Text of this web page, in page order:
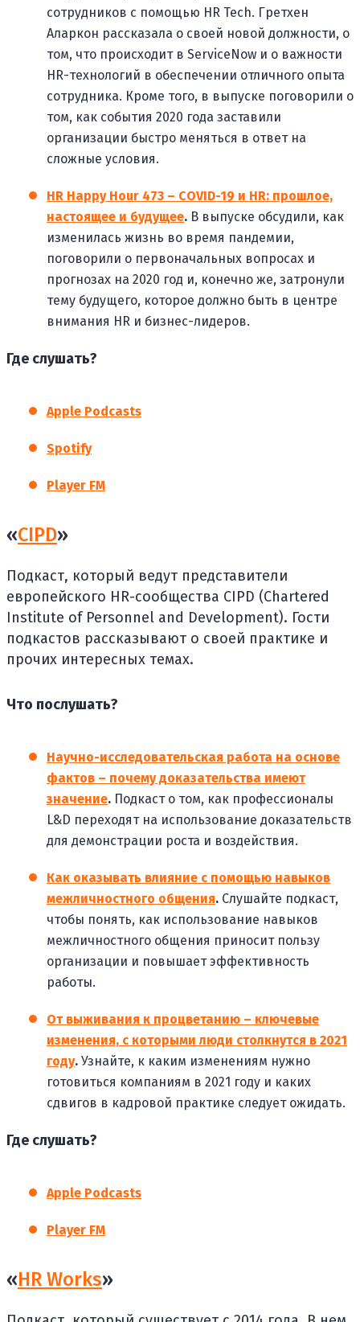
сотрудников с помощью HR Tech. Гретхен
Аларкон рассказала о своей новой должности, о
том, что происходит в ServiceNow и о важности
HR-технологий в обеспечении отличного опыта
сотрудника. Кроме того, в выпуске поговорили о
том, как события 2020 года заставили
организации быстро меняться в ответ на
сложные условия.
HR Happy Hour 473 – COVID-19 и HR: прошлое,
настоящее и будущее. В выпуске обсудили, как
изменилась жизнь во время пандемии,
поговорили о первоначальных вопросах и
прогнозах на 2020 год и, конечно же, затронули
тему будущего, которое должно быть в центре
внимания HR и бизнес-лидеров.
Где слушать?
Apple Podcasts
Spotify
Player FM
«CIPD»
Подкаст, который ведут представители
европейского HR-сообщества CIPD (Chartered
Institute of Personnel and Development). Гости
подкастов рассказывают о своей практике и
прочих интересных темах.
Что послушать?
Научно-исследовательская работа на основе
фактов – почему доказательства имеют
значение. Подкаст о том, как профессионалы
L&D переходят на использование доказательств
для демонстрации роста и воздействия.
Как оказывать влияние с помощью навыков
межличностного общения. Слушайте подкаст,
чтобы понять, как использование навыков
межличностного общения приносит пользу
организации и повышает эффективность
работы.
От выживания к процветанию – ключевые
изменения, с которыми люди столкнутся в 2021
году. Узнайте, к каким изменениям нужно
готовиться компаниям в 2021 году и каких
сдвигов в кадровой практике следует ожидать.
Где слушать?
Apple Podcasts
Player FM
«HR Works»